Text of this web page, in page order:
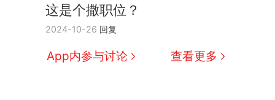
这是个撒职位？
2024-10-26 回复
App内参与讨论 查看更多
热
十多万人报名的考试，成绩
全部作废，公平么？
新 全球唯一没有法定首都的国